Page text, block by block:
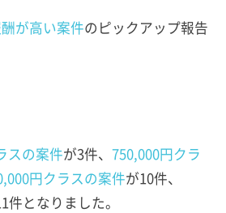
が高い案件のピックアップ報告
スの案件が3件、 750,000円クラ
円クラスの案件が10件、
件となりました。